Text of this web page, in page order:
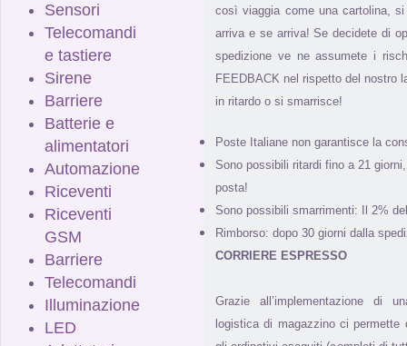
Sensori
Telecomandi
e tastiere
Sirene
Barriere
Batterie e
alimentatori
Automazione
Riceventi
Riceventi
GSM
Barriere
Telecomandi
Illuminazione
LED
così viaggia come una cartolina,
arriva e se arriva! Se decidete di
spedizione ve ne assumete i
FEEDBACK nel rispetto del nostro
in ritardo o si smarrisce!
Poste Italiane non garantisce la
Sono possibili ritardi fino a 21
posta!
Sono possibili smarrimenti: Il 2%
Rimborso: dopo 30 giorni dalla
CORRIERE ESPRESSO
Grazie all’implementazione di
logistica di magazzino ci